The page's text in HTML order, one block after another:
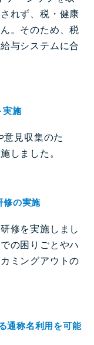
れず、税・健康
。そのため、税
与システムに合
実施
見収集のた
しました。
修の実施
修を実施しまし
の困りごとやハ
ミングアウトの
通称名利用を可能